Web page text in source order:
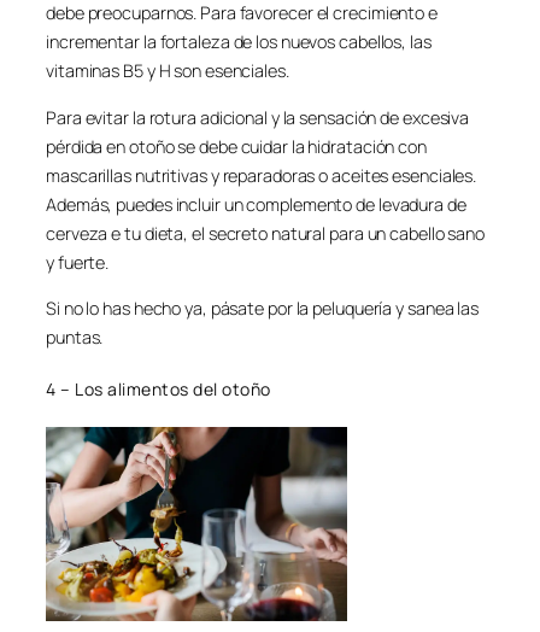
debe preocuparnos. Para favorecer el crecimiento e
incrementar la fortaleza de los nuevos cabellos, las
vitaminas B5 y H son esenciales.
Para evitar la rotura adicional y la sensación de excesiva
pérdida en otoño se debe cuidar la hidratación con
mascarillas nutritivas y reparadoras o aceites esenciales.
Además, puedes incluir un complemento de levadura de
cerveza e tu dieta, el secreto natural para un cabello sano
y fuerte.
Si no lo has hecho ya, pásate por la peluquería y sanea las
puntas.
4 – Los alimentos del otoño